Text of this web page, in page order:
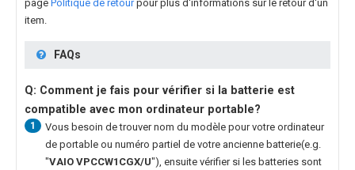
page Politique de retourpour plus d'informations sur le retour d'un
item.
FAQs
Q: Comment je fais pour vérifier si la batterie est
compatible avec mon ordinateur portable?
1
Vous besoin de trouver nom du modèle pour votre ordinateur
de portable ou numéro partiel de votre ancienne batterie(e.g.
"VAIO VPCCW1CGX/U"), ensuite vérifier si les batteries sont